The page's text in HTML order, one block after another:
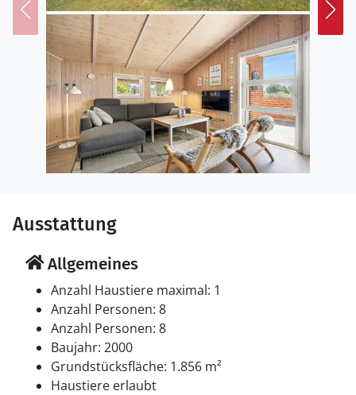
Ausstattung
Allgemeines
Anzahl Haustiere maximal: 1
Anzahl Personen: 8
Anzahl Personen: 8
Baujahr: 2000
Grundstücksfläche: 1.856 m²
Haustiere erlaubt